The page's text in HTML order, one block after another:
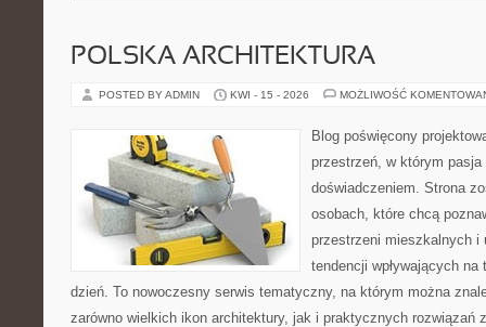
POLSKA ARCHITEKTURA
POSTED BY ADMIN KWI - 15 - 2026 MOŻLIWOŚĆ
Blog poświęcony
przestrzeń, w którym
doświadczeniem. Strona
osobach, które chcą
przestrzeni mieszkalnych i
tendencji wpływających
dzień. To nowoczesny serwis tematyczny, na którym można
zarówno wielkich ikon architektury, jak i praktycznych rozwiązań